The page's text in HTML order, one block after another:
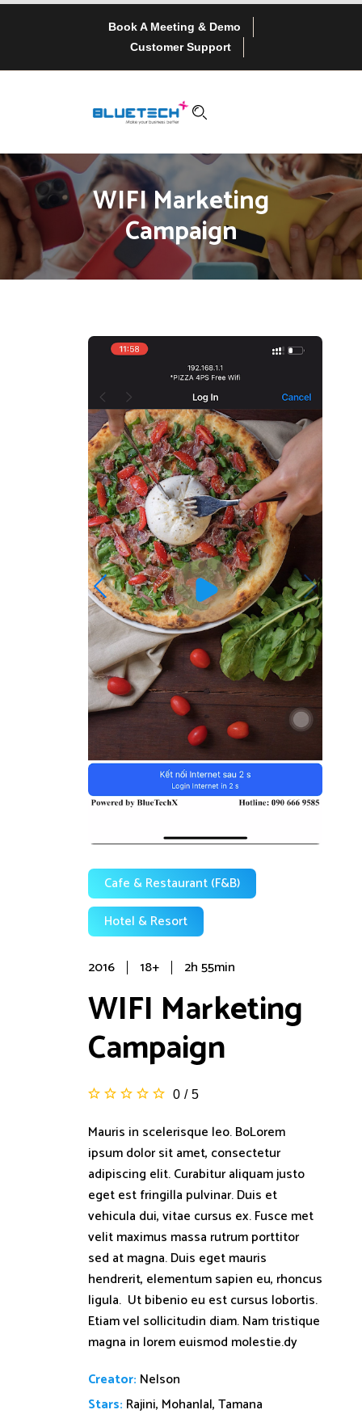
Book A Meeting & Demo
Customer Support
WIFI Marketing
Campaign
Cafe & Restaurant (F&B)
Hotel & Resort
2016 18+ 2h 55min
WIFI Marketing
Campaign
0 / 5
Mauris in scelerisque leo. BoLorem
ipsum dolor sit amet, consectetur
adipiscing elit. Curabitur aliquam justo
eget est fringilla pulvinar. Duis et
vehicula dui, vitae cursus ex. Fusce met
velit maximus massa rutrum porttitor
sed at magna. Duis eget mauris
hendrerit, elementum sapien eu, rhoncus
ligula. Ut bibenio eu est cursus lobortis.
Etiam vel sollicitudin diam. Nam tristique
magna in lorem euismod molestie.dy
Creator: Nelson
Stars: Rajini, Mohanlal, Tamana